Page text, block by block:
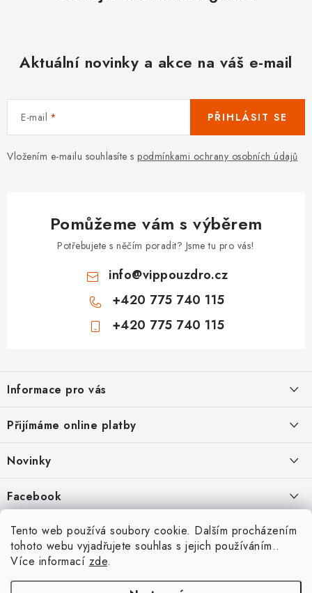
Tento web používá soubory cookie. Dalším procházením
tohoto webu vyjadřujete souhlas s jejich používáním..
Více informací zde.
Aktuální novinky a akce na váš e-mail
E-mail
Vložením e-mailu souhlasíte s podmínkami ochrany osobních údajů
PŘIHLÁSIT SE
Pomůžeme vám s výběrem
Potřebujete s něčím poradit? Jsme tu pro vás!
info@vippouzdro.cz
+420 775 740 115
+420 775 740 115
p
a
Informace pro vás
Jak nakupovat
Ochrana osobních údajů
Hodnocení obchodu
Doprava a platba
Vrácení zboží a reklamace
Přijímáme online platby
Novinky
Kryty, pouzdra, obaly na mobil Apple iPhone.
11.9.2022
Nová skla pro vaši ochranu
22.8.2020
Designové kryty pro Xiaomi
Facebook
Heureka Recenze obchodu